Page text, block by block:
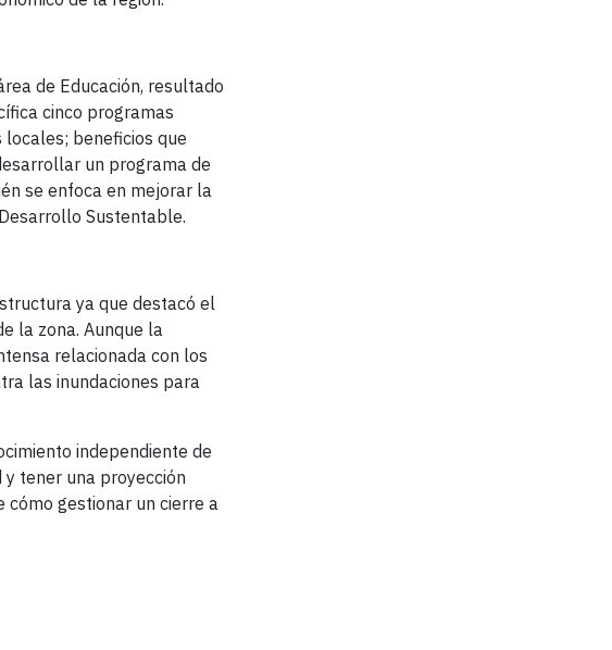
de Educación, resultado
cinco programas
locales; beneficios que
un programa de
se enfoca en mejorar la
Sustentable.
ya que destacó el
la zona. Aunque la
relacionada con los
las inundaciones para
independiente de
tener una proyección
cómo gestionar un cierre a